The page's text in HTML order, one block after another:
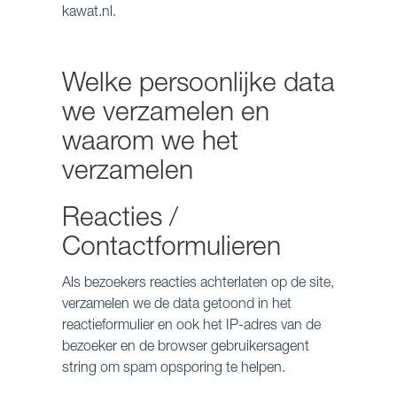
kawat.nl.
Welke persoonlijke data
we verzamelen en
waarom we het
verzamelen
Reacties /
Contactformulieren
Als bezoekers reacties achterlaten op de site,
verzamelen we de data getoond in het
reactieformulier en ook het IP-adres van de
bezoeker en de browser gebruikersagent
string om spam opsporing te helpen.